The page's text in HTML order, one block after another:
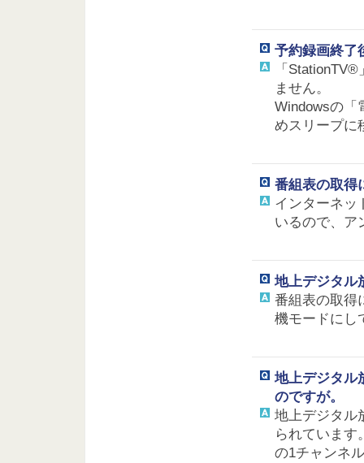
予約録画終了
「
ません。
Windowsの「
めスリープに
番組表の取得
インターネッ
いるので、ア
地上デジタル
番組表の取得
機モードにし
地上デジタル
のですが。
地上デジタル
られています
の1チャンネ